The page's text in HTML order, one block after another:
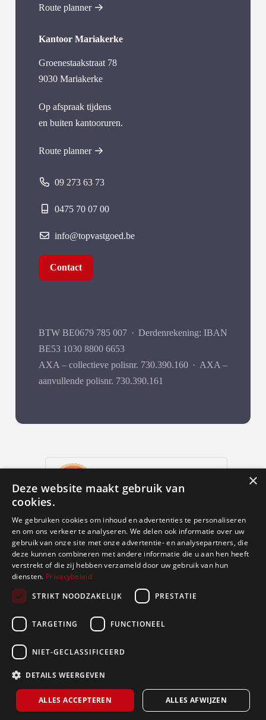
Route planner
Kantoor Mariakerke
Groenestaakstraat 78
9030 Mariakerke
Op afspraak tijdens
en buiten kantooruren.
Route planner
09 273 63 73
0475 70 07 00
info@topvastgoed.be
Contact
BTW BE0679 785 007 · Derdenrekening: IBAN
BE53 1030 8800 6653
AXA – collectieve polisnr. 730.390.160 · AXA –
aanvullende polisnr. 730.390.161
652 reviews 9
Google Reviews
588 reviews
Blijf op de hoogte Gratis schatting
×
Deze website maakt gebruik van
cookies.
We gebruiken cookies om inhoud en advertenties te personaliseren
en om ons verkeer te analyseren. We delen ook informatie over uw
gebruik van onze site met onze advertentie- en analysepartners, die
deze kunnen combineren met andere informatie die u aan hen heeft
verstrekt of die zij hebben verzameld door uw gebruik van hun
diensten. Privacybeleid
STRIKT NOODZAKELIJK
PRESTATIE
TARGETING FUNCTIONEEL
NIET-GECLASSIFICEERD
DETAILS WEERGEVEN
ALLES ACCEPTEREN ALLES AFWIJZEN